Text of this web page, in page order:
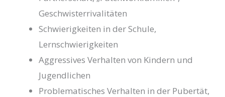
Geschwisterrivalitäten
Schwierigkeiten in der Schule,
Lernschwierigkeiten
Aggressives Verhalten von Kindern und
Jugendlichen
Problematisches Verhalten in der Pubertät,